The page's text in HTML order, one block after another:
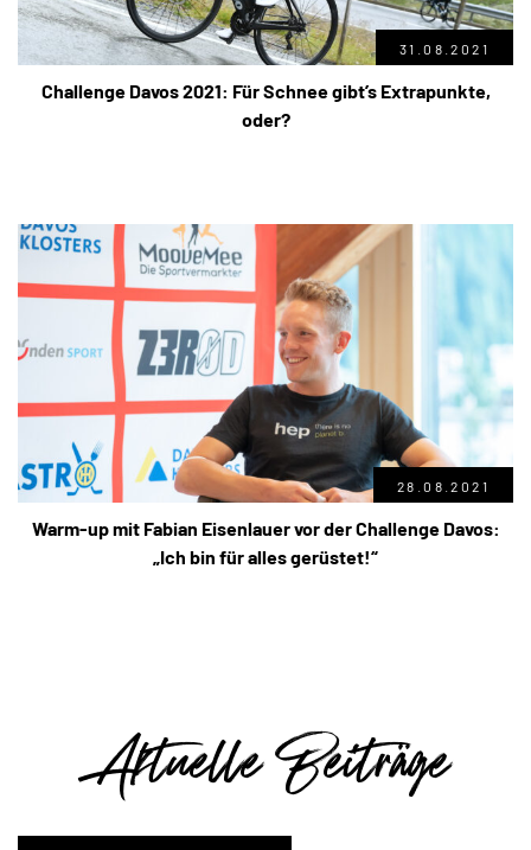
31.08.2021
Challenge Davos 2021: Für Schnee gibt’s Extrapunkte,
oder?
28.08.2021
Warm-up mit Fabian Eisenlauer vor der Challenge Davos:
„Ich bin für alles gerüstet!“
Aktuelle Beiträge